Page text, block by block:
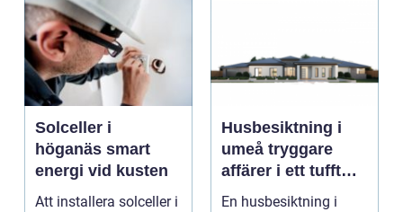
Solceller i
höganäs smart
energi vid kusten
Att installera solceller i
Husbesiktning i
umeå tryggare
affärer i ett tufft
klimat
En husbesiktning i